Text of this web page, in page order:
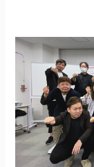
【号
外！】
10
月
28
日
(土)